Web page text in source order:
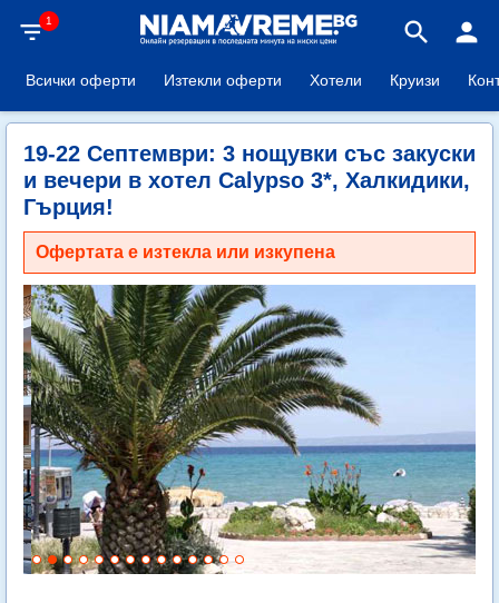
filter_list1 search person
Всички оферти Изтекли оферти Хотели Круизи
19-22 Септември: 3 нощувки със закуски
и вечери в хотел Calypso 3*, Халкидики,
Гърция!
Офертата е изтекла или изкупена